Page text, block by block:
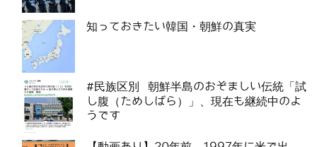
知っておきたい韓国・朝鮮の真実
#民族区別 朝鮮半島のおぞましい伝統「試
し腹（ためしばら）」、現在も継続中のよ
うです